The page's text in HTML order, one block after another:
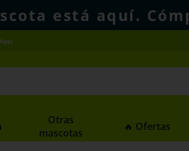
está aquí.
Otras
mascotas
🔥 Ofertas